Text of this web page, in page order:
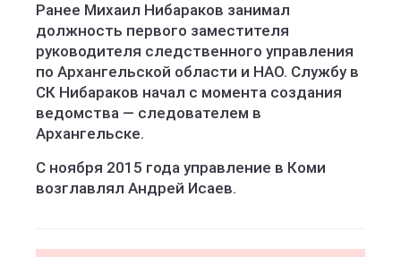
Ранее Михаил Нибараков занимал
должность первого заместителя
руководителя следственного управления
по Архангельской области и НАО. Службу в
СК Нибараков начал с момента создания
ведомства — следователем в
Архангельске.
С ноября 2015 года управление в Коми
возглавлял Андрей Исаев.